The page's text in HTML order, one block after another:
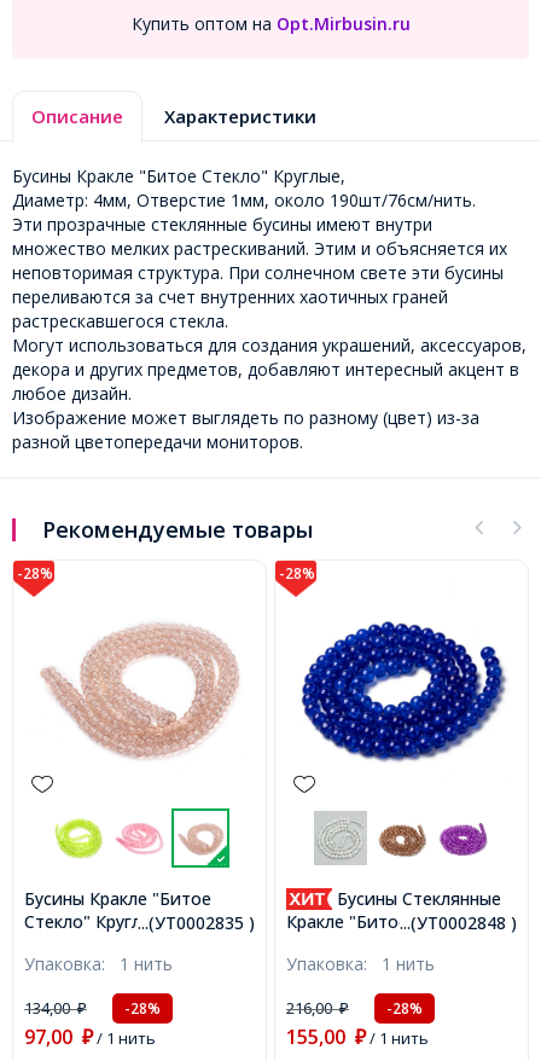
Купить оптом на Opt.Mirbusin.ru
Описание Характеристики
Бусины Кракле "Битое Стекло" Круглые,
Диаметр: 4мм, Отверстие 1мм, около 190шт/76см/нить.
Эти прозрачные стеклянные бусины имеют внутри
множество мелких растрескиваний. Этим и объясняется их
неповторимая структура. При солнечном свете эти бусины
переливаются за счет внутренних хаотичных граней
растрескавшегося стекла.
Могут использоваться для создания украшений, аксессуаров,
декора и других предметов, добавляют интересный акцент в
любое дизайн.
Изображение может выглядеть по разному (цвет) из-за
разной цветопередачи мониторов.
Рекомендуемые товары
-28%
Бусины Стеклянные
Кракле "Битое Стекло"
Отверстие 1мм, около
95шт/76см/нить,
(УТ0002848)
Упаковка:1 нить
216,00 -28%
155,00 ₽/ 1 нить
-45%
Бусины Кракле "Битое
Стекло" Круглые,
Отверстие 1мм, около
190шт/76см/нить,
(УТ0005824)
Упаковка:1 нить
134,00 -45%
74,00 ₽/ 1 нить